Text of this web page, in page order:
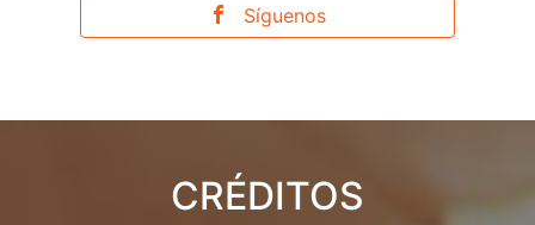
Síguenos
CRÉDITOS